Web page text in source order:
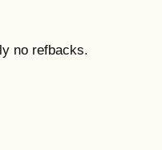
no refbacks.